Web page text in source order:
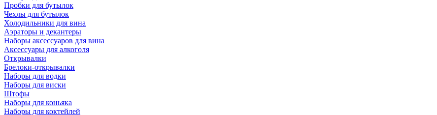
Пробки для бутылок
Чехлы для бутылок
Холодильники для вина
Аэраторы и декантеры
Наборы аксессуаров для вина
Аксессуары для алкоголя
Открывалки
Брелоки-открывалки
Наборы для водки
Наборы для виски
Штофы
Наборы для коньяка
Наборы для коктейлей